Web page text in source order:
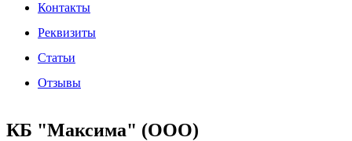
Контакты
Реквизиты
Статьи
Отзывы
КБ "Максима" (ООО)